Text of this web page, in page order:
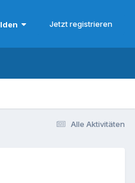
Jetzt registrieren
Alle Aktivitäten